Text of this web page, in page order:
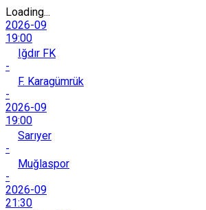
Loading...
2026-09
19:00
Iğdır FK
-
F. Karagümrük
-
2026-09
19:00
Sarıyer
-
Muğlaspor
-
2026-09
21:30